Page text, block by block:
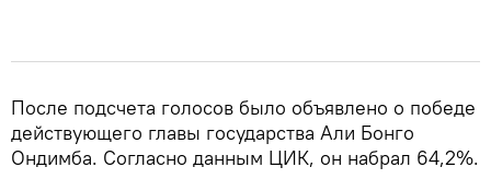
После подсчета голосов было объявлено о победе
действующего главы государства Али Бонго
Ондимба. Согласно данным ЦИК, он набрал 64,2%.